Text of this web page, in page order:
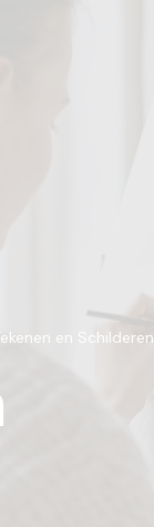
en Schilderen